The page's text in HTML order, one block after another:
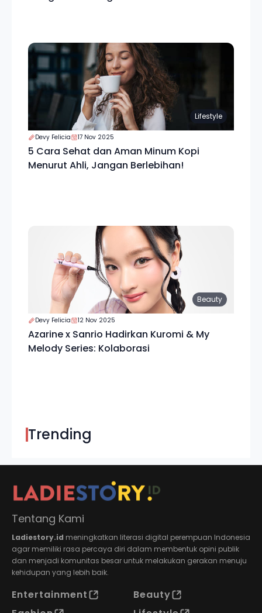
Lifestyle
Devy Felicia 17 Nov 2025
5 Cara Sehat dan Aman Minum Kopi
Menurut Ahli, Jangan Berlebihan!
Beauty
Devy Felicia 12 Nov 2025
Azarine x Sanrio Hadirkan Kuromi & My
Melody Series: Kolaborasi
Trending
Tentang Kami
Ladiestory.id meningkatkan literasi digital perempuan Indonesia
agar memiliki rasa percaya diri dalam membentuk opini publik
dan menjadi komunitas besar untuk melakukan gerakan menuju
kehidupan yang lebih baik.
Entertainment
Beauty